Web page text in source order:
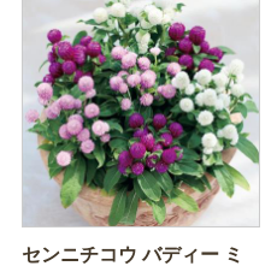
センニチコウ バディー ミ